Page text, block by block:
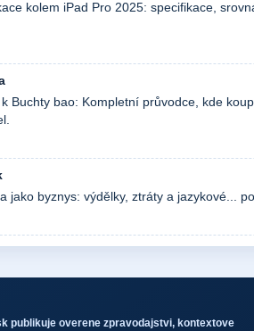
kolem iPad Pro 2025: specifikace,
Buchty bao: Kompletní průvodce, kde
jako byznys: výdělky, ztráty a jazykové...
publikuje overene zpravodajstvi, kontextove